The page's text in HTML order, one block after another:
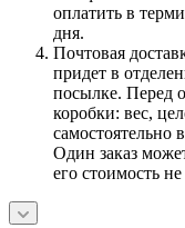
оплатить в
дня.
Почтовая
придет в
посылке. Перед
коробки: вес,
самостоятельно
Один заказ
его стоимость